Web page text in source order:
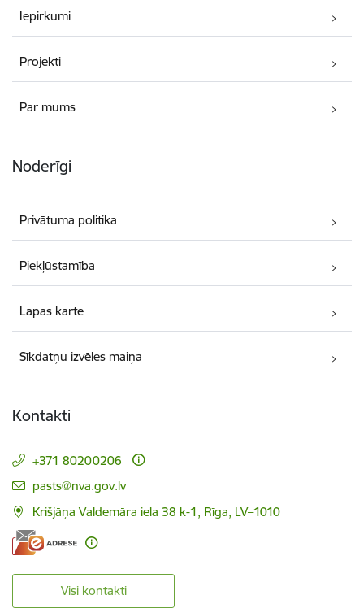
Iepirkumi
Projekti
Par mums
Noderīgi
Privātuma politika
Piekļūstamība
Lapas karte
Sīkdatņu izvēles maiņa
Kontakti
+371 80200206
E-pasts:
pasts@nva.gov.lv
Krišjāņa Valdemāra iela 38 k-1, Rīga, LV–1010
Visi kontakti